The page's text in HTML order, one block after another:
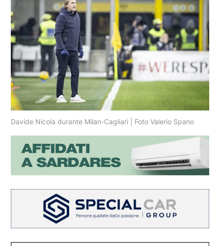
Davide Nicola durante Milan-Cagliari | Foto Valerio Spano